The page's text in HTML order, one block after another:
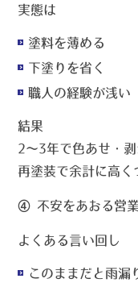
実態は
塗料を薄める
下塗りを省く
職人の経験が浅い
結果
2～3年で色あせ・
再塗装で余計に高く
④ 不安をあおる営
よくある言い回し
このままだと雨漏